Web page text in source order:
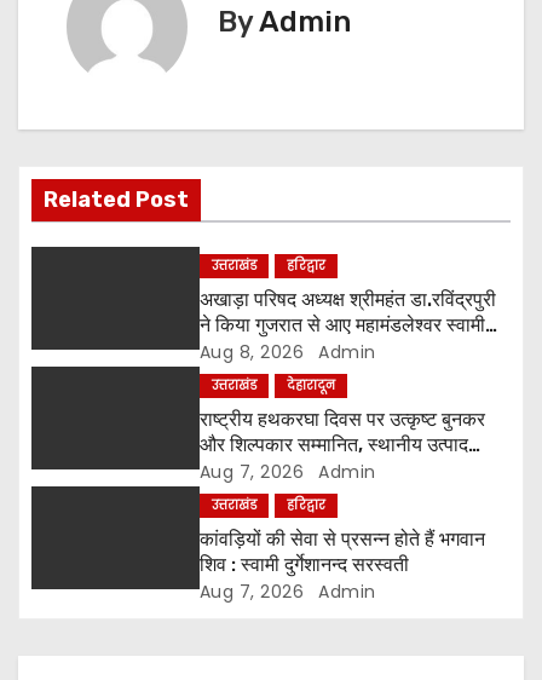
v
g
t
n
ByAdmin
Related Post
उत्तराखंड हरिद्वार
अखाड़ा परिषद अध्यक्ष श्रीमहंत डा.रविंद्रपुरी
ने किया गुजरात से आए महामंडलेश्वर स्वामी
कुर्षी पुरी और भक्तों का स्वागत
Aug 8, 2026 Admin
उत्तराखंड देहारादून
राष्ट्रीय हथकरघा दिवस पर उत्कृष्ट बुनकर
और शिल्पकार सम्मानित, स्थानीय उत्पाद
अपनाने का आह्वान
Aug 7, 2026 Admin
उत्तराखंड हरिद्वार
कांवड़ियों की सेवा से प्रसन्न होते हैं भगवान
शिव : स्वामी दुर्गेशानन्द सरस्वती
Aug 7, 2026 Admin